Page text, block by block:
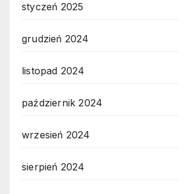
styczeń 2025
grudzień 2024
listopad 2024
październik 2024
wrzesień 2024
sierpień 2024